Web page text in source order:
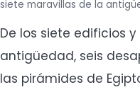
siete maravillas de la
De los siete edificios
antigüedad, seis
las pirámides de